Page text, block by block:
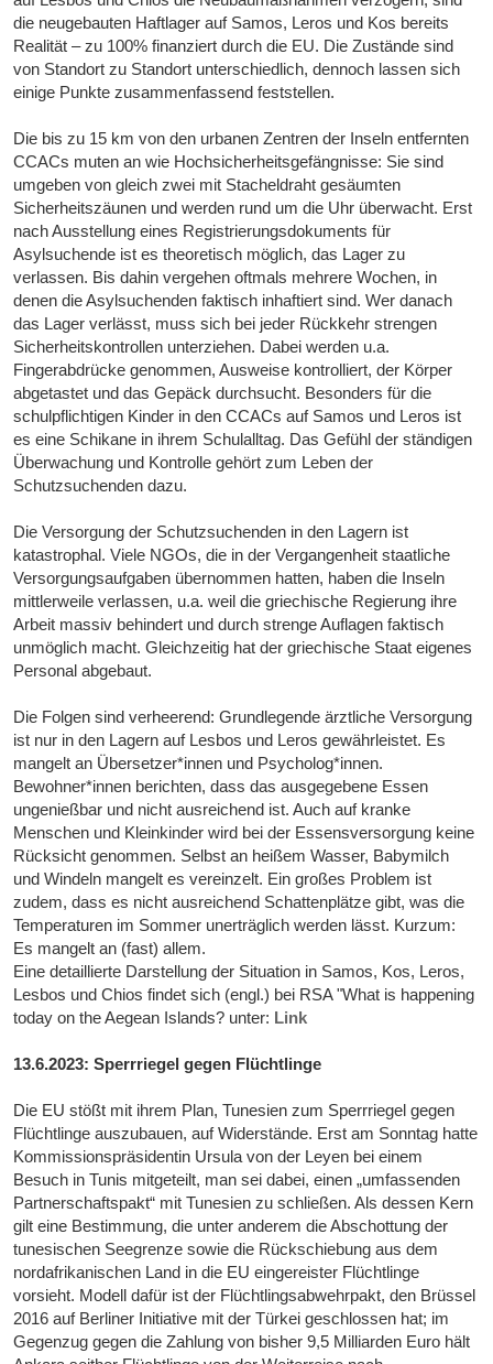
die neugebauten Haftlager auf Samos, Leros und Kos bereits
Realität – zu 100% finanziert durch die EU. Die Zustände sind
von Standort zu Standort unterschiedlich, dennoch lassen sich
einige Punkte zusammenfassend feststellen.
Die bis zu 15 km von den urbanen Zentren der Inseln entfernten
CCACs muten an wie Hochsicherheitsgefängnisse: Sie sind
umgeben von gleich zwei mit Stacheldraht gesäumten
Sicherheitszäunen und werden rund um die Uhr überwacht. Erst
nach Ausstellung eines Registrierungsdokuments für
Asylsuchende ist es theoretisch möglich, das Lager zu
verlassen. Bis dahin vergehen oftmals mehrere Wochen, in
denen die Asylsuchenden faktisch inhaftiert sind. Wer danach
das Lager verlässt, muss sich bei jeder Rückkehr strengen
Sicherheitskontrollen unterziehen. Dabei werden u.a.
Fingerabdrücke genommen, Ausweise kontrolliert, der Körper
abgetastet und das Gepäck durchsucht. Besonders für die
schulpflichtigen Kinder in den CCACs auf Samos und Leros ist
es eine Schikane in ihrem Schulalltag. Das Gefühl der ständigen
Überwachung und Kontrolle gehört zum Leben der
Schutzsuchenden dazu.
Die Versorgung der Schutzsuchenden in den Lagern ist
katastrophal. Viele NGOs, die in der Vergangenheit staatliche
Versorgungsaufgaben übernommen hatten, haben die Inseln
mittlerweile verlassen, u.a. weil die griechische Regierung ihre
Arbeit massiv behindert und durch strenge Auflagen faktisch
unmöglich macht. Gleichzeitig hat der griechische Staat eigenes
Personal abgebaut.
Die Folgen sind verheerend: Grundlegende ärztliche Versorgung
ist nur in den Lagern auf Lesbos und Leros gewährleistet. Es
mangelt an Übersetzer*innen und Psycholog*innen.
Bewohner*innen berichten, dass das ausgegebene Essen
ungenießbar und nicht ausreichend ist. Auch auf kranke
Menschen und Kleinkinder wird bei der Essensversorgung keine
Rücksicht genommen. Selbst an heißem Wasser, Babymilch
und Windeln mangelt es vereinzelt. Ein großes Problem ist
zudem, dass es nicht ausreichend Schattenplätze gibt, was die
Temperaturen im Sommer unerträglich werden lässt. Kurzum:
Es mangelt an (fast) allem.
Eine detaillierte Darstellung der Situation in Samos, Kos, Leros,
Lesbos und Chios findet sich (engl.) bei RSA "What is happening
today on the Aegean Islands? unter: Link
13.6.2023: Sperrriegel gegen Flüchtlinge
Die EU stößt mit ihrem Plan, Tunesien zum Sperrriegel gegen
Flüchtlinge auszubauen, auf Widerstände. Erst am Sonntag hatte
Kommissionspräsidentin Ursula von der Leyen bei einem
Besuch in Tunis mitgeteilt, man sei dabei, einen „umfassenden
Partnerschaftspakt“ mit Tunesien zu schließen. Als dessen Kern
gilt eine Bestimmung, die unter anderem die Abschottung der
tunesischen Seegrenze sowie die Rückschiebung aus dem
nordafrikanischen Land in die EU eingereister Flüchtlinge
vorsieht. Modell dafür ist der Flüchtlingsabwehrpakt, den Brüssel
2016 auf Berliner Initiative mit der Türkei geschlossen hat; im
Gegenzug gegen die Zahlung von bisher 9,5 Milliarden Euro hält